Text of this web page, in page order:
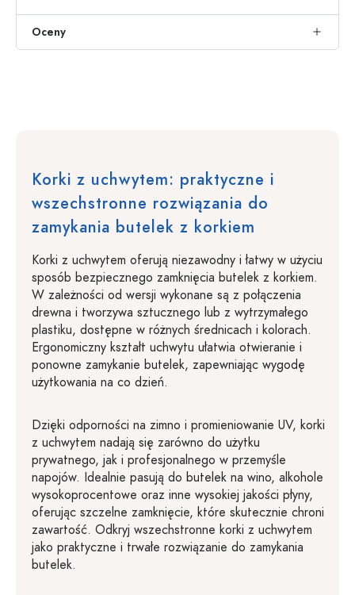
Oceny
Korki z uchwytem: praktyczne i
wszechstronne rozwiązania do
zamykania butelek z korkiem
Korki z uchwytem oferują niezawodny i łatwy w użyciu
sposób bezpiecznego zamknięcia butelek z korkiem.
W zależności od wersji wykonane są z połączenia
drewna i tworzywa sztucznego lub z wytrzymałego
plastiku, dostępne w różnych średnicach i kolorach.
Ergonomiczny kształt uchwytu ułatwia otwieranie i
ponowne zamykanie butelek, zapewniając wygodę
użytkowania na co dzień.
Dzięki odporności na zimno i promieniowanie UV, korki
z uchwytem nadają się zarówno do użytku
prywatnego, jak i profesjonalnego w przemyśle
napojów. Idealnie pasują do butelek na wino, alkohole
wysokoprocentowe oraz inne wysokiej jakości płyny,
oferując szczelne zamknięcie, które skutecznie chroni
zawartość. Odkryj wszechstronne korki z uchwytem
jako praktyczne i trwałe rozwiązanie do zamykania
butelek.